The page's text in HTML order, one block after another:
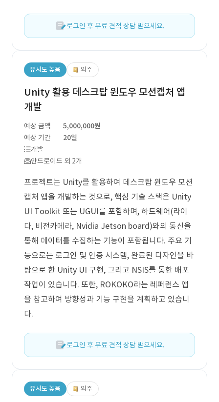
로그인 후 무료 견적 상담 받으세요.
유사도 높음 외주
Unity 활용 데스크탑 윈도우 모션캡처 앱
개발
예상 금액
5,000,000원
예상 기간
20일
개발
안드로이드 외 2개
프로젝트는 Unity를 활용하여 데스크탑 윈도우 모션
캡처 앱을 개발하는 것으로, 핵심 기술 스택은 Unity
UI Toolkit 또는 UGUI를 포함하며, 하드웨어(라이
다, 비전카메라, Nvidia Jetson board)와의 통신을
통해 데이터를 수집하는 기능이 포함됩니다. 주요 기
능으로는 로그인 및 인증 시스템, 완료된 디자인을 바
탕으로 한 Unity UI 구현, 그리고 NSIS를 통한 배포
작업이 있습니다. 또한, ROKOKO라는 레퍼런스 앱
을 참고하여 방향성과 기능 구현을 계획하고 있습니
다.
로그인 후 무료 견적 상담 받으세요.
유사도 높음 외주